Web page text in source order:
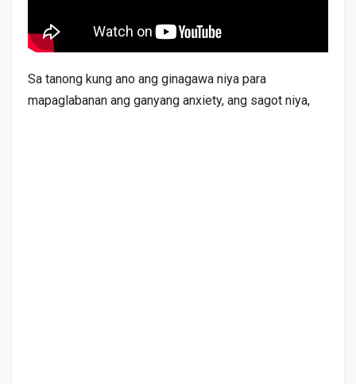
Sa tanong kung ano ang ginagawa niya para
mapaglabanan ang ganyang anxiety, ang sagot niya,